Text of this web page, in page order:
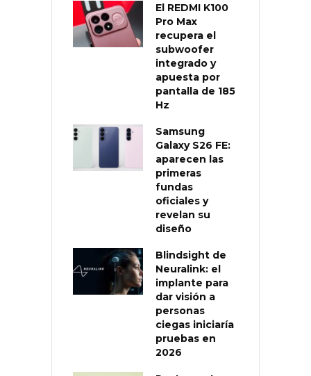
El REDMI K100
Pro Max
recupera el
subwoofer
integrado y
apuesta por
pantalla de 185
Hz
Samsung
Galaxy S26 FE:
aparecen las
primeras
fundas
oficiales y
revelan su
diseño
Blindsight de
Neuralink: el
implante para
dar visión a
personas
ciegas iniciaría
pruebas en
2026